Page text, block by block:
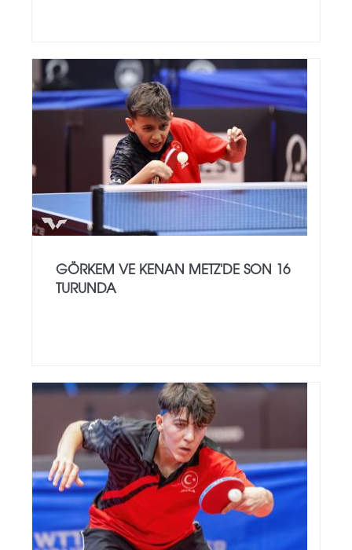
GÖRKEM VE KENAN METZ'DE SON 16
TURUNDA